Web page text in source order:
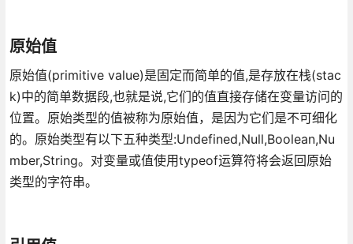
原始值
原始值(primitive value)是固定而简单的值,是存放在栈(stac
k)中的简单数据段,也就是说,它们的值直接存储在变量访问的
位置。原始类型的值被称为原始值，是因为它们是不可细化
的。原始类型有以下五种类型:Undefined,Null,Boolean,Nu
mber,String。对变量或值使用typeof运算符将会返回原始
类型的字符串。